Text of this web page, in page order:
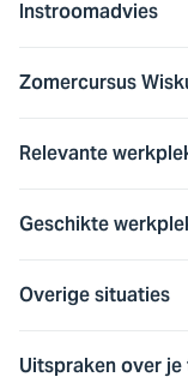
Instroomadvies
Zomercursus
Relevante
Geschikte
Overige situaties
Uitspraken over